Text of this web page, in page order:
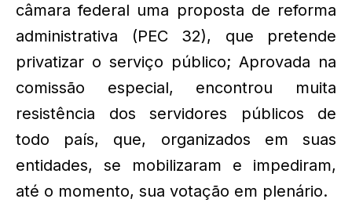
câmara federal uma proposta de reforma
administrativa (PEC 32), que pretende
privatizar o serviço público; Aprovada na
comissão especial, encontrou muita
resistência dos servidores públicos de
todo país, que, organizados em suas
entidades, se mobilizaram e impediram,
até o momento, sua votação em plenário.